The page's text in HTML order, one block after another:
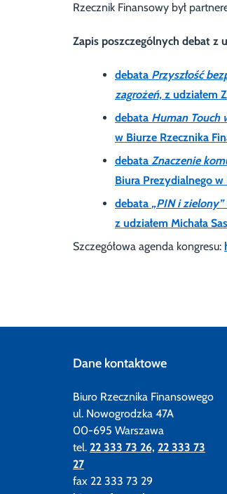
Rzecznik Finansowy był
Zapis poszczególnych debat z
debata Przyszłość
zagrożeń, z udziałem
debata Human Touch
w Biurze Rzecznika
debata Znaczenie
Biura Prezydialnego
debata „PIN i
z udziałem Michała
Szczegółowa agenda kongresu:
Dane kontaktowe
Biuro Rzecznika Finansowego
ul. Nowogrodzka 47A
00-695 Warszawa
tel. 22 333 73 26, 22 333 73
27
fax 22 333 73 29